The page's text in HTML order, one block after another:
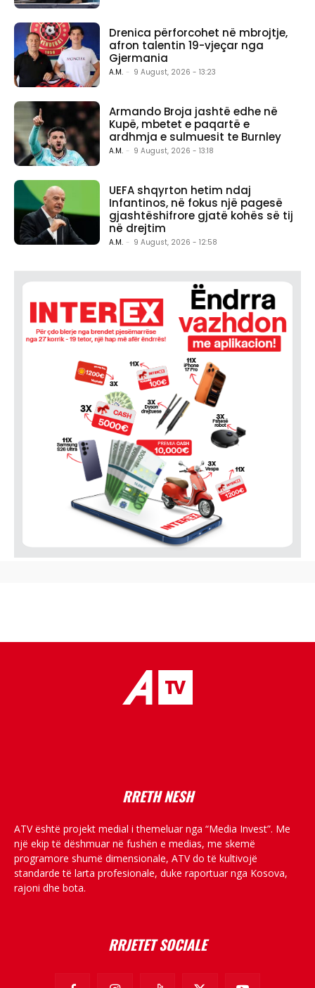
Drenica përforcohet në mbrojtje,
afron talentin 19-vjeçar nga
Gjermania
A.M. - 9 August, 2026 - 13:23
Armando Broja jashtë edhe në
Kupë, mbetet e paqartë e
ardhmja e sulmuesit te Burnley
A.M. - 9 August, 2026 - 13:18
UEFA shqyrton hetim ndaj
Infantinos, në fokus një pagesë
gjashtëshifrore gjatë kohës së tij
në drejtim
A.M. - 9 August, 2026 - 12:58
RRETH NESH
ATV është projekt medial i themeluar nga “Media Invest”. Me
një ekip të dëshmuar në fushën e medias, me skemë
programore shumë dimensionale, ATV do të kultivojë
standarde të larta profesionale, duke raportuar nga Kosova,
rajoni dhe bota.
RRJETET SOCIALE